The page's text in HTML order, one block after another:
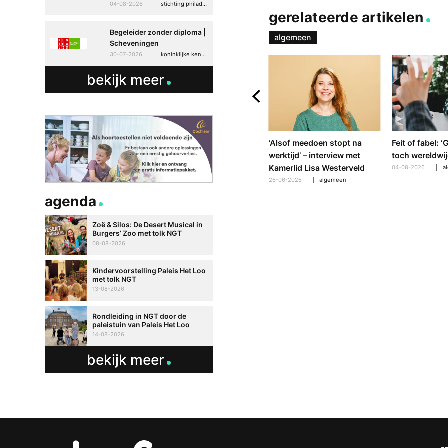
gerelateerde artikelen
algemeen
Feit of fabel:
toch
04-08-2026
Betere communicatie en
meer zelfvertrouwen: hoe
Speaksee Imelda helpt om te
groeien in haar werk
‘Alsof meedoen stopt na
werktijd’ – interview met
Kamerlid Lisa Westerveld
26-06-2026 algemeen
04-08-2026 stichting philadelphia zorg, den haag
Begeleider zonder diploma |
Scheveningen
30-07-2026 koninklijke kentalis, scheveningen
bekijk meer
agenda
Zoë & Silos: De Desert Musical in
Burgers’ Zoo met tolk NGT
08-08-2026
Kindervoorstelling Paleis Het Loo
met tolk NGT
13-08-2026
Rondleiding in NGT door de
paleistuin van Paleis Het Loo
14-08-2026
bekijk meer